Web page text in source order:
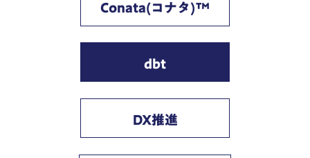
Conata(コナタ)™
dbt
DX推進